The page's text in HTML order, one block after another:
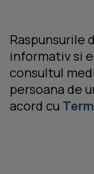
Raspunsurile
informativ si
consultul
persoana de
acord cu